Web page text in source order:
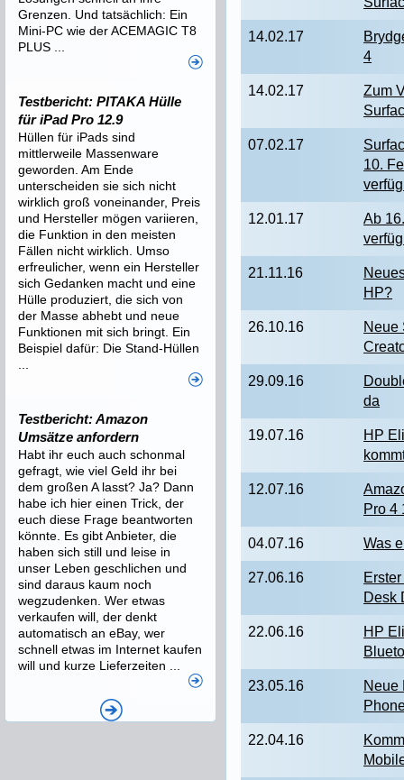
14.02.17
4
14.02.17
Zum
07.02.17
10.
12.01.17
Ab
21.11.16
HP?
26.10.16
Neue
29.09.16
da
19.07.16
HP
12.07.16
Pro 4
04.07.16 Was
27.06.16
Desk
22.06.16
HP
23.05.16
Neue
22.04.16
Grenzen. Und tatsächlich: Ein
Mini-PC wie der ACEMAGIC T8
PLUS ...
Testbericht: PITAKA Hülle
für iPad Pro 12.9
Hüllen für iPads sind
mittlerweile Massenware
geworden. Am Ende
unterscheiden sie sich nicht
wirklich groß voneinander, Preis
und Hersteller mögen variieren,
die Funktion in den meisten
Fällen nicht wirklich. Umso
erfreulicher, wenn ein Hersteller
sich Gedanken macht und eine
Hülle produziert, die sich von
der Masse abhebt und neue
Funktionen mit sich bringt. Ein
Beispiel dafür: Die Stand-Hüllen
Testbericht: Amazon
Umsätze anfordern
Habt ihr euch auch schonmal
gefragt, wie viel Geld ihr bei
dem großen A lasst? Ja? Dann
habe ich hier einen Trick, der
euch diese Frage beantworten
könnte. Es gibt Anbieter, die
haben sich still und leise in
unser Leben geschlichen und
sind daraus kaum noch
wegzudenken. Wer etwas
verkaufen will, der denkt
automatisch an eBay, wer
schnell etwas im Internet kaufen
will und kurze Lieferzeiten ...